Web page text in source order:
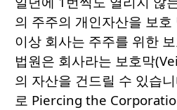
의 주주의 개인자산을 보호
이상 회사는 주주를 위한
법원은 회사라는 보호막
의 자산을 건드릴 수 있습
로 Piercing the